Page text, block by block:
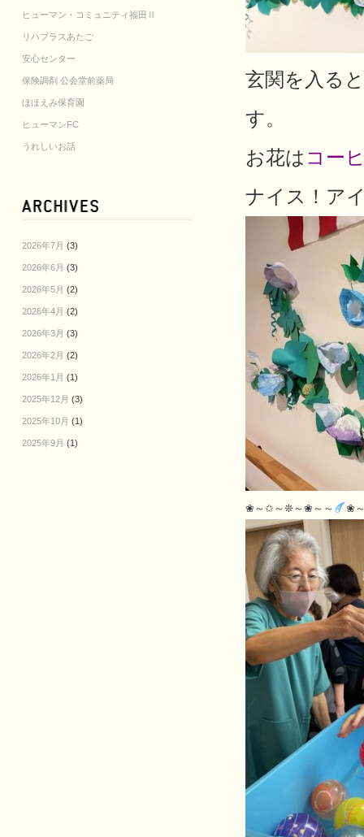
ヒューマン・コミュニティ福田Ⅱ
リハプラスあたご
安心センター
保険調剤 公会堂前薬局
ほほえみ保育園
ヒューマンFC
うれしいお話
2026年7月 (3)
2026年6月 (3)
2026年5月 (2)
2026年4月 (2)
2026年3月 (3)
2026年2月 (2)
2026年1月 (1)
2025年12月 (3)
2025年10月 (1)
2025年9月 (1)
玄関を入る
す。
お花は コー
ナイス！ア
❀～✩～❊～❀～～ ❀